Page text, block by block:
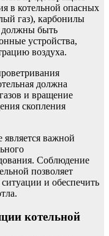
в котельной опасных
газ), карбонилы
должны быть
устройства,
воздуха.
должна
и вращение
скопления
является важной
Соблюдение
позволяет
и обеспечить
котельной